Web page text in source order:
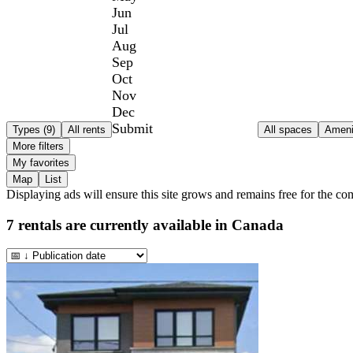
Types (9) All rents
Jun
Jul
Aug
Sep
Oct
Nov
Dec
Submit
All spaces
More filters
My favorites
Map
List
Displaying ads will ensure this site grows and remains free for the
7 rentals are currently available in Canada